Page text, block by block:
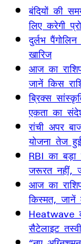
बंदियों की
लिए करेगी
दुर्लभ
खारिज
आज का
जानें किस
ब्रिक्स
एकता का
रांची अपर
योजना तेज हुई
RBI का
जरूरत नहीं,
आज का
किस्मत,
Heatwave
सैटेलाइट